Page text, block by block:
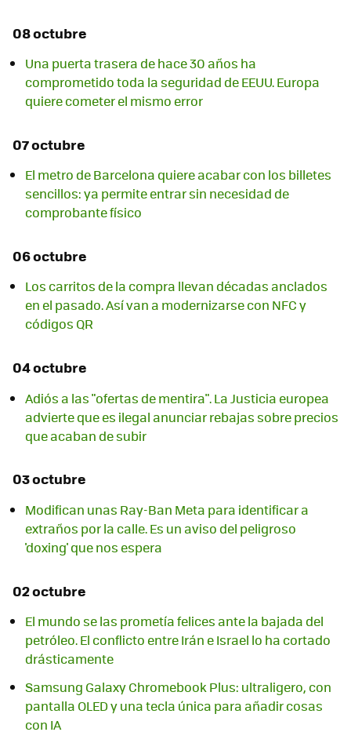
08 octubre
Una puerta trasera de hace 30 años ha
comprometido toda la seguridad de EEUU. Europa
quiere cometer el mismo error
07 octubre
El metro de Barcelona quiere acabar con los billetes
sencillos: ya permite entrar sin necesidad de
comprobante físico
06 octubre
Los carritos de la compra llevan décadas anclados
en el pasado. Así van a modernizarse con NFC y
códigos QR
04 octubre
Adiós a las "ofertas de mentira". La Justicia europea
advierte que es ilegal anunciar rebajas sobre precios
que acaban de subir
03 octubre
Modifican unas Ray-Ban Meta para identificar a
extraños por la calle. Es un aviso del peligroso
'doxing' que nos espera
02 octubre
El mundo se las prometía felices ante la bajada del
petróleo. El conflicto entre Irán e Israel lo ha cortado
drásticamente
Samsung Galaxy Chromebook Plus: ultraligero, con
pantalla OLED y una tecla única para añadir cosas
con IA